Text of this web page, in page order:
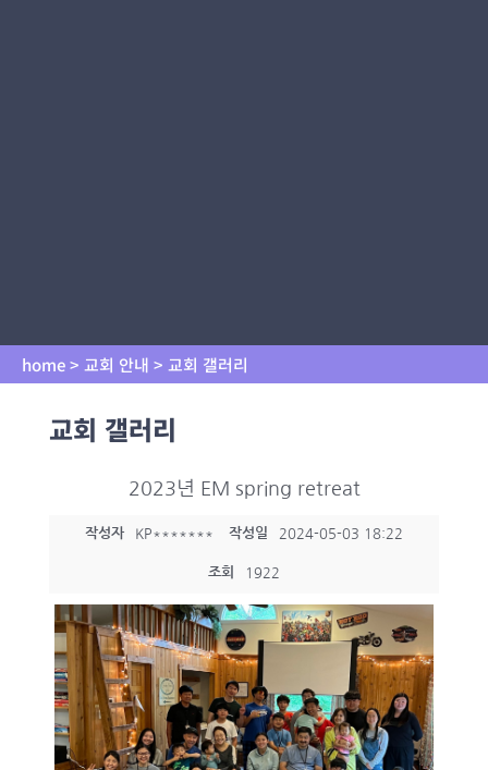
home > 교회 안내 > 교회 갤러리
교회 갤러리
2023년 EM spring retreat
작성자 KP******* 작성일 2024-05-03 18:22
조회 1922